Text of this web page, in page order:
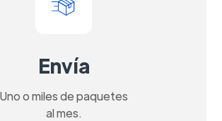
Envía
Uno o miles de paquetes
al mes.